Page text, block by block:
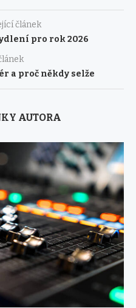
článek
pro rok 2026
a proč někdy selže
AUTORA